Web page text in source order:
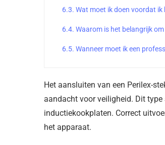
Wat moet ik doen voordat ik
Waarom is het belangrijk
Wanneer moet ik een
Het aansluiten van een Perilex-
aandacht voor veiligheid. Dit
inductiekookplaten. Correct
het apparaat.